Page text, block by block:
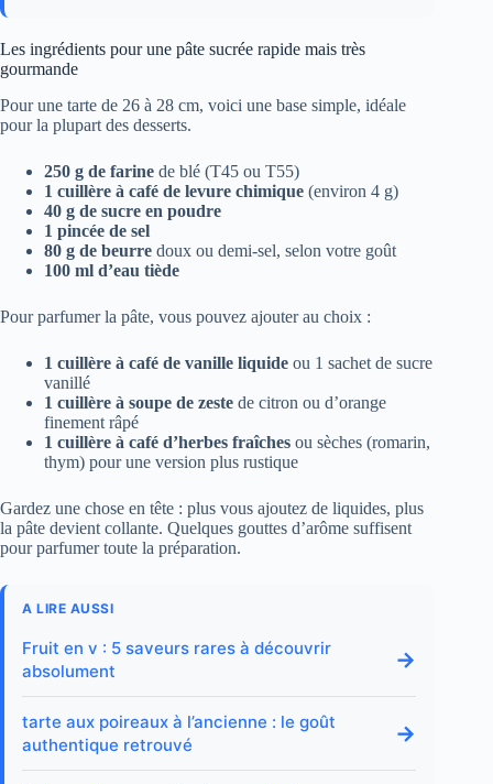
Les ingrédients pour une pâte sucrée rapide mais très
gourmande
Pour une tarte de 26 à 28 cm, voici une base simple, idéale
pour la plupart des desserts.
250 g de farine de blé (T45 ou T55)
1 cuillère à café de levure chimique (environ 4 g)
40 g de sucre en poudre
1 pincée de sel
80 g de beurre doux ou demi-sel, selon votre goût
100 ml d’eau tiède
Pour parfumer la pâte, vous pouvez ajouter au choix :
1 cuillère à café de vanille liquide ou 1 sachet de sucre
vanillé
1 cuillère à soupe de zeste de citron ou d’orange
finement râpé
1 cuillère à café d’herbes fraîches ou sèches (romarin,
thym) pour une version plus rustique
Gardez une chose en tête : plus vous ajoutez de liquides, plus
la pâte devient collante. Quelques gouttes d’arôme suffisent
pour parfumer toute la préparation.
A LIRE AUSSI
Fruit en v : 5 saveurs rares à découvrir
absolument
→
tarte aux poireaux à l’ancienne : le goût
authentique retrouvé
→